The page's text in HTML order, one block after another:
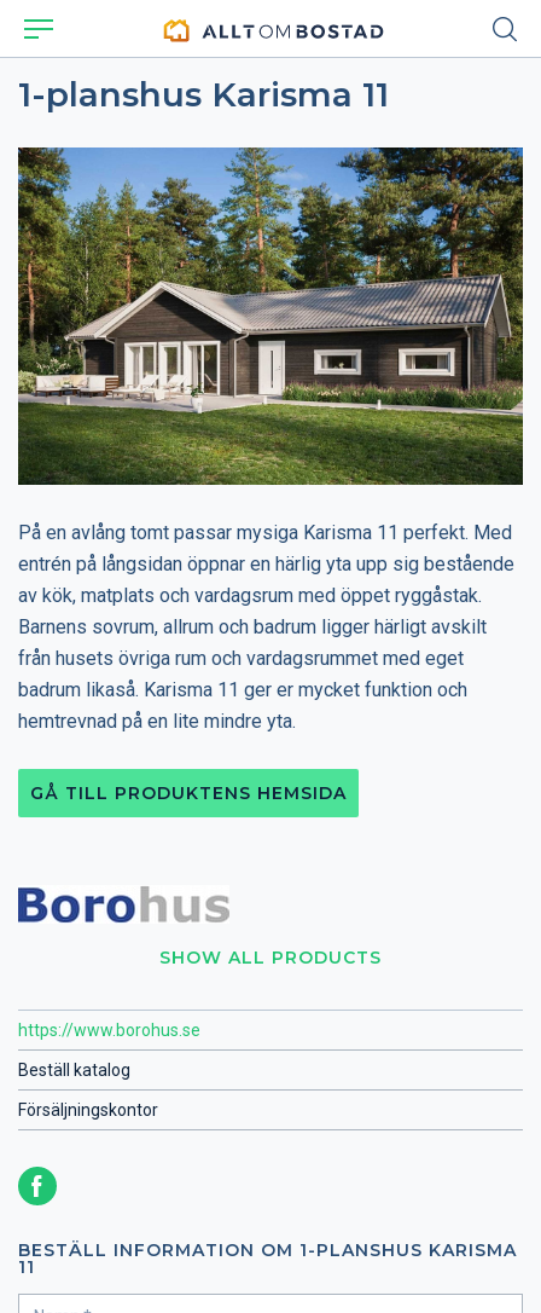
1-planshus Karisma 11
SHOW ALL PRODUCTS
https://www.borohus.se
Beställ katalog
Försäljningskontor
BESTÄLL INFORMATION OM 1-PLANSHUS KARISMA
11
På en avlång tomt passar mysiga Karisma 11 perfekt. Med
entrén på långsidan öppnar en härlig yta upp sig bestående
av kök, matplats och vardagsrum med öppet ryggåstak.
Barnens sovrum, allrum och badrum ligger härligt avskilt
från husets övriga rum och vardagsrummet med eget
badrum likaså. Karisma 11 ger er mycket funktion och
hemtrevnad på en lite mindre yta.
GÅ TILL PRODUKTENS HEMSIDA